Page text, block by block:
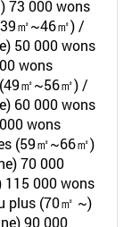
73 000 wons
㎡~46㎡) /
50 000 wons
wons
㎡~56㎡) /
60 000 wons
wons
(59㎡~66㎡)
70 000
115 000 wons
plus (70㎡ ~)
90 000